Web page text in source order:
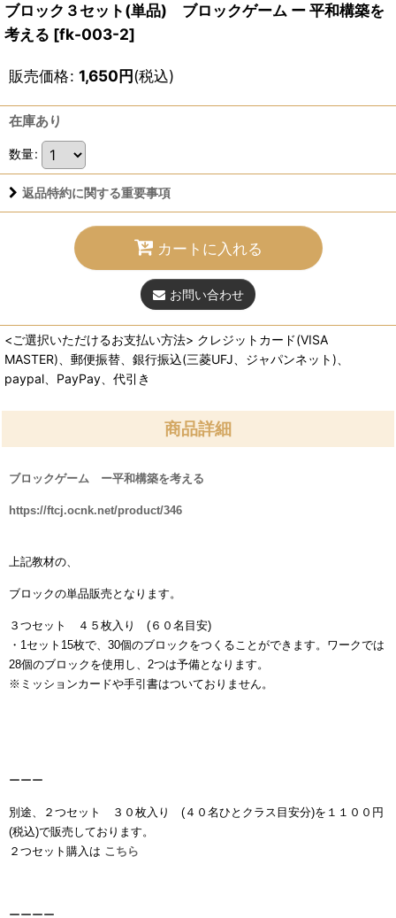
ブロック３セット(単品) ブロックゲーム ー 平和構築を
考える [fk-003-2]
販売価格: 1,650円(税込)
在庫あり
数量:
返品特約に関する重要事項
カートに入れる
お問い合わせ
<ご選択いただけるお支払い方法> クレジットカード(VISA
MASTER)、郵便振替、銀行振込(三菱UFJ、ジャパンネット)、
paypal、PayPay、代引き
商品詳細
ブロックゲーム ー平和構築を考える
https://ftcj.ocnk.net/product/346
上記教材の、
ブロックの単品販売となります。
３つセット ４５枚入り (６０名目安)
・1セット15枚で、30個のブロックをつくることができます。ワークでは
28個のブロックを使用し、2つは予備となります。
※ミッションカードや手引書はついておりません。
ーーー
別途、２つセット ３０枚入り (４０名ひとクラス目安分)を１１００円
(税込)で販売しております。
２つセット購入は こちら
ーーーー